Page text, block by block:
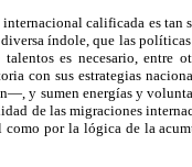
calificada es
índole, que las
es necesario, entre
con sus estrategias
y sumen energías y
de las migraciones
por la lógica de la